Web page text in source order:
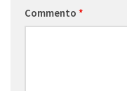
Commento *